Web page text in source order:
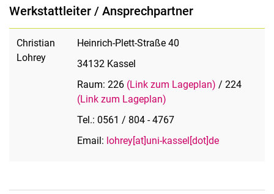
Werkstattleiter / Ansprechpartner
Christian
Lohrey
Heinrich-Plett-Straße 40
34132 Kassel
Raum: 226 (Link zum Lageplan) / 224
(Link zum Lageplan)
Tel.: 0561 / 804 - 4767
Email: lohrey[at]uni-kassel[dot]de